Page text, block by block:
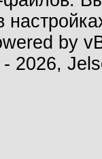
by
2026,